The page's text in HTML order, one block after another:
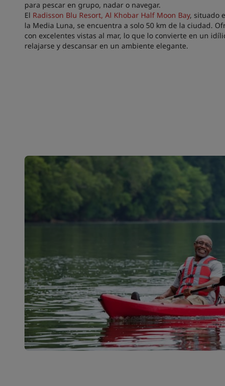
para pescar en grupo, nadar o navegar.
El Radisson Blu Resort, Al Khobar Half Moon Bay, situado
la Media Luna, se encuentra a solo 50 km de la ciudad.
con excelentes vistas al mar, lo que lo convierte en un
relajarse y descansar en un ambiente elegante.